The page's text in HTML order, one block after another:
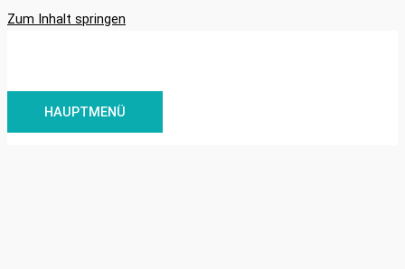
Zum Inhalt springen
HAUPTMENÜ